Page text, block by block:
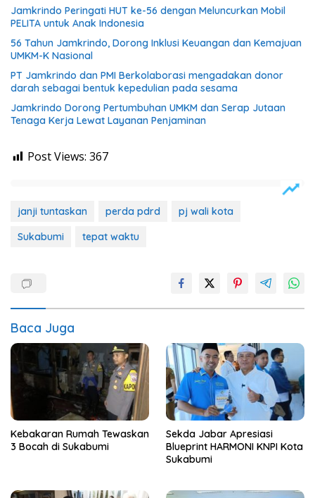
Jamkrindo Peringati HUT ke-56 dengan Meluncurkan Mobil
PELITA untuk Anak Indonesia
56 Tahun Jamkrindo, Dorong Inklusi Keuangan dan Kemajuan
UMKM-K Nasional
PT Jamkrindo dan PMI Berkolaborasi mengadakan donor
darah sebagai bentuk kepedulian pada sesama
Jamkrindo Dorong Pertumbuhan UMKM dan Serap Jutaan
Tenaga Kerja Lewat Layanan Penjaminan
Post Views: 367
janji tuntaskan perda pdrd
pj wali kota
Sukabumi
tepat waktu
Baca Juga
Kebakaran Rumah Tewaskan
3 Bocah di Sukabumi
Sekda Jabar Apresiasi
Blueprint HARMONI KNPI Kota
Sukabumi